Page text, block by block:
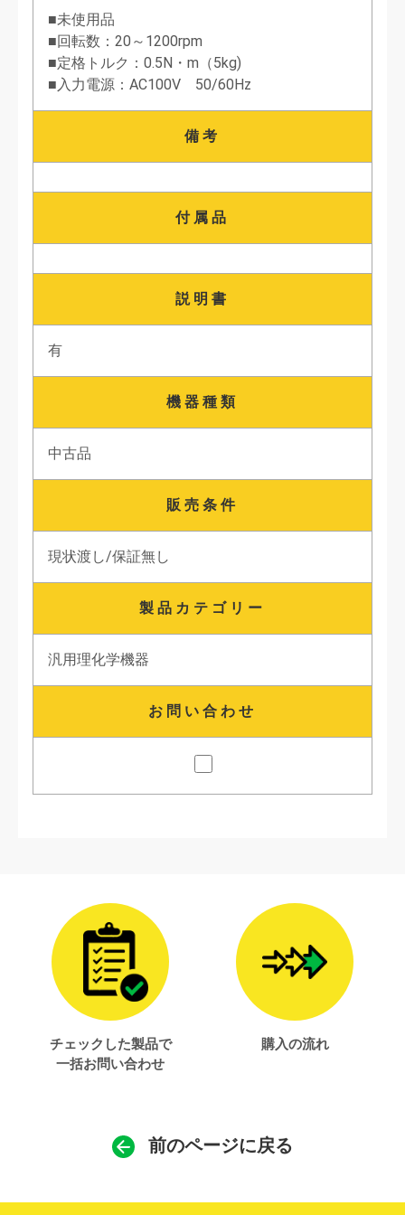
■未使用品
■回転数：20～1200rpm
■定格トルク：0.5N・m（5kg)
■入力電源：AC100V 50/60Hz
備考
付属品
説明書
有
機器種類
中古品
販売条件
現状渡し/保証無し
製品カテゴリー
汎用理化学機器
お問い合わせ
チェックした製品で
一括お問い合わせ
購入の流れ
前のページに戻る